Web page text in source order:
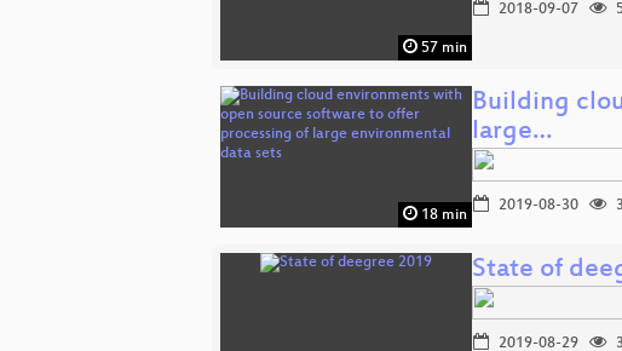
57 min
2018-09-07
18 min
Building
large…
2019-08-30
State of
2019-08-29